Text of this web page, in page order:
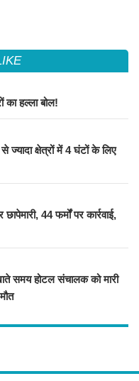
का हल्ला बोल!
क्षेत्रों में 4 घंटों के लिए
44 फर्मों पर कार्रवाई,
समय होटल संचालक को मारी